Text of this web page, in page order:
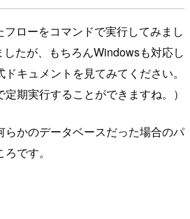
ローをコマンドで実行してみまし
たが、もちろんWindowsも対応し
キュメントを見てみてください。
定期実行することができますね。）
らかのデータベースだった場合のパ
です。